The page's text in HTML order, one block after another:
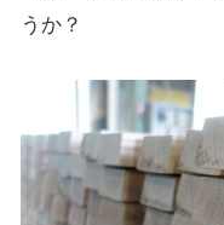
うか？